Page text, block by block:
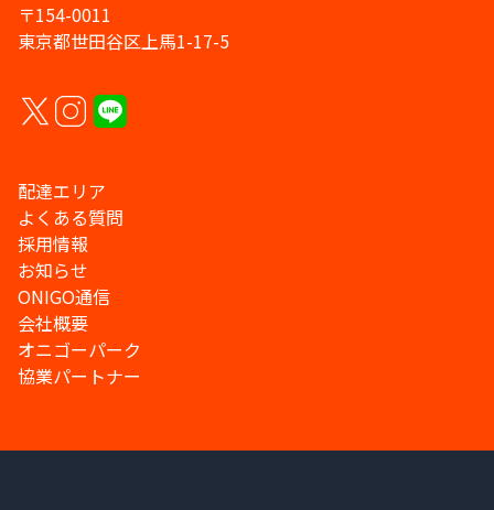
〒154-0011
東京都世田谷区上馬1-17-5
配達エリア
よくある質問
採用情報
お知らせ
ONIGO通信
会社概要
オニゴーパーク
協業パートナー